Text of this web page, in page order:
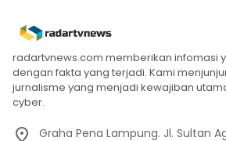
radartvnews.com memberikan infomasi
dengan fakta yang terjadi. Kami
jurnalisme yang menjadi kewajiban
cyber.
Graha Pena Lampung. Jl. Sultan